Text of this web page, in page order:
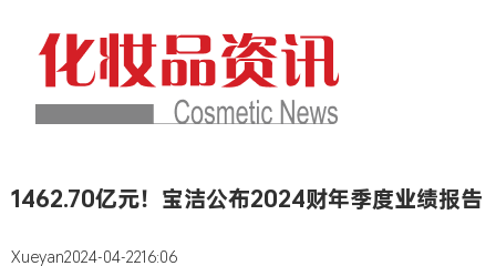
1462.70亿元！宝洁公布2024财年季度业绩报告
Xueyan2024-04-2216:06